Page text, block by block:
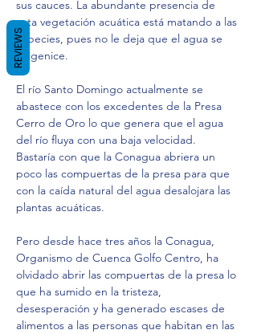
sus cauces. La abundante presencia de
esta vegetación acuática está matando a las
especies, pues no le deja que el agua se
oxigenice.
El río Santo Domingo actualmente se
abastece con los excedentes de la Presa
Cerro de Oro lo que genera que el agua
del río fluya con una baja velocidad.
Bastaría con que la Conagua abriera un
poco las compuertas de la presa para que
con la caída natural del agua desalojara las
plantas acuáticas.
Pero desde hace tres años la Conagua,
Organismo de Cuenca Golfo Centro, ha
olvidado abrir las compuertas de la presa lo
que ha sumido en la tristeza,
desesperación y ha generado escases de
alimentos a las personas que habitan en las
REVIEWS